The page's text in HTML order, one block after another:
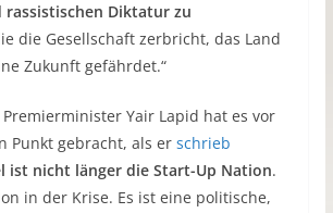
Diktatur zu
die Gesellschaft zerbricht, das Land
Zukunft gefährdet.“
Yair Lapid hat es vor
Punkt gebracht, als er schrieb
ist nicht länger die Start-Up Nation.
in der Krise. Es ist eine politische,